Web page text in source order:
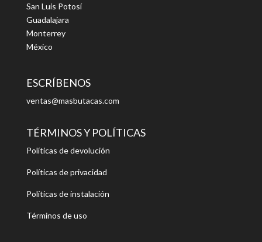
San Luis Potosí
Guadalajara
Monterrey
México
ESCRÍBENOS
ventas@masbutacas.com
TÉRMINOS Y POLÍTICAS
Políticas de devolución
Políticas de privacidad
Políticas de instalación
Términos de uso